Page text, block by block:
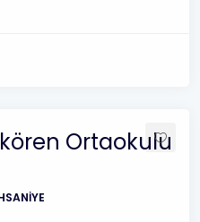
Ortaokulu